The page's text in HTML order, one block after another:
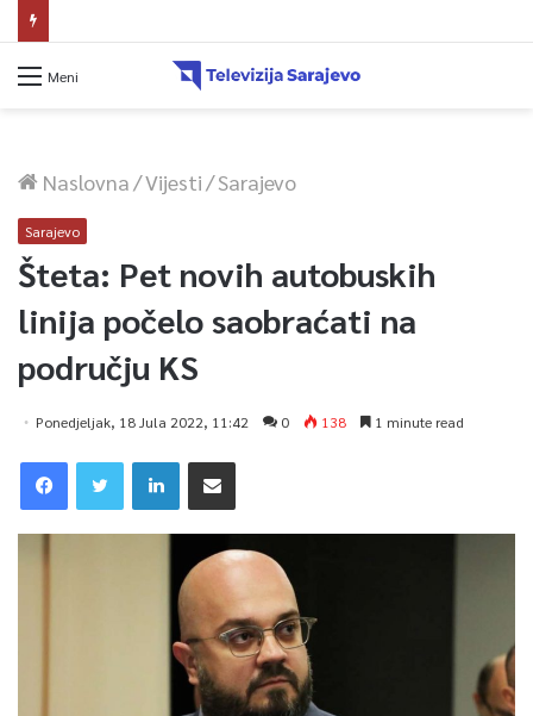
Meni
Naslovna/Vijesti/Sarajevo
Sarajevo
Šteta: Pet novih autobuskih
linija počelo saobraćati na
području KS
Ponedjeljak, 18 Jula 2022, 11:42 0 138 1 minute read